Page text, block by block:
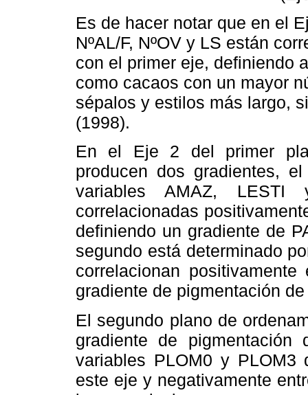
Es de hacer notar que en el
NºAL/F, NºOV y LS están
con el primer eje, definiendo
como cacaos con un mayor
sépalos y estilos más largo,
(1998).
En el Eje 2 del primer
producen dos gradientes,
variables AMAZ,
correlacionadas
definiendo un gradiente de
segundo está determinado
correlacionan
gradiente de pigmentación
El segundo plano de
gradiente de
variables PLOM0 y PLOM3
este eje y negativamente